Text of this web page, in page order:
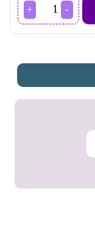
جارو
شارژی
مدل
B5
عدد